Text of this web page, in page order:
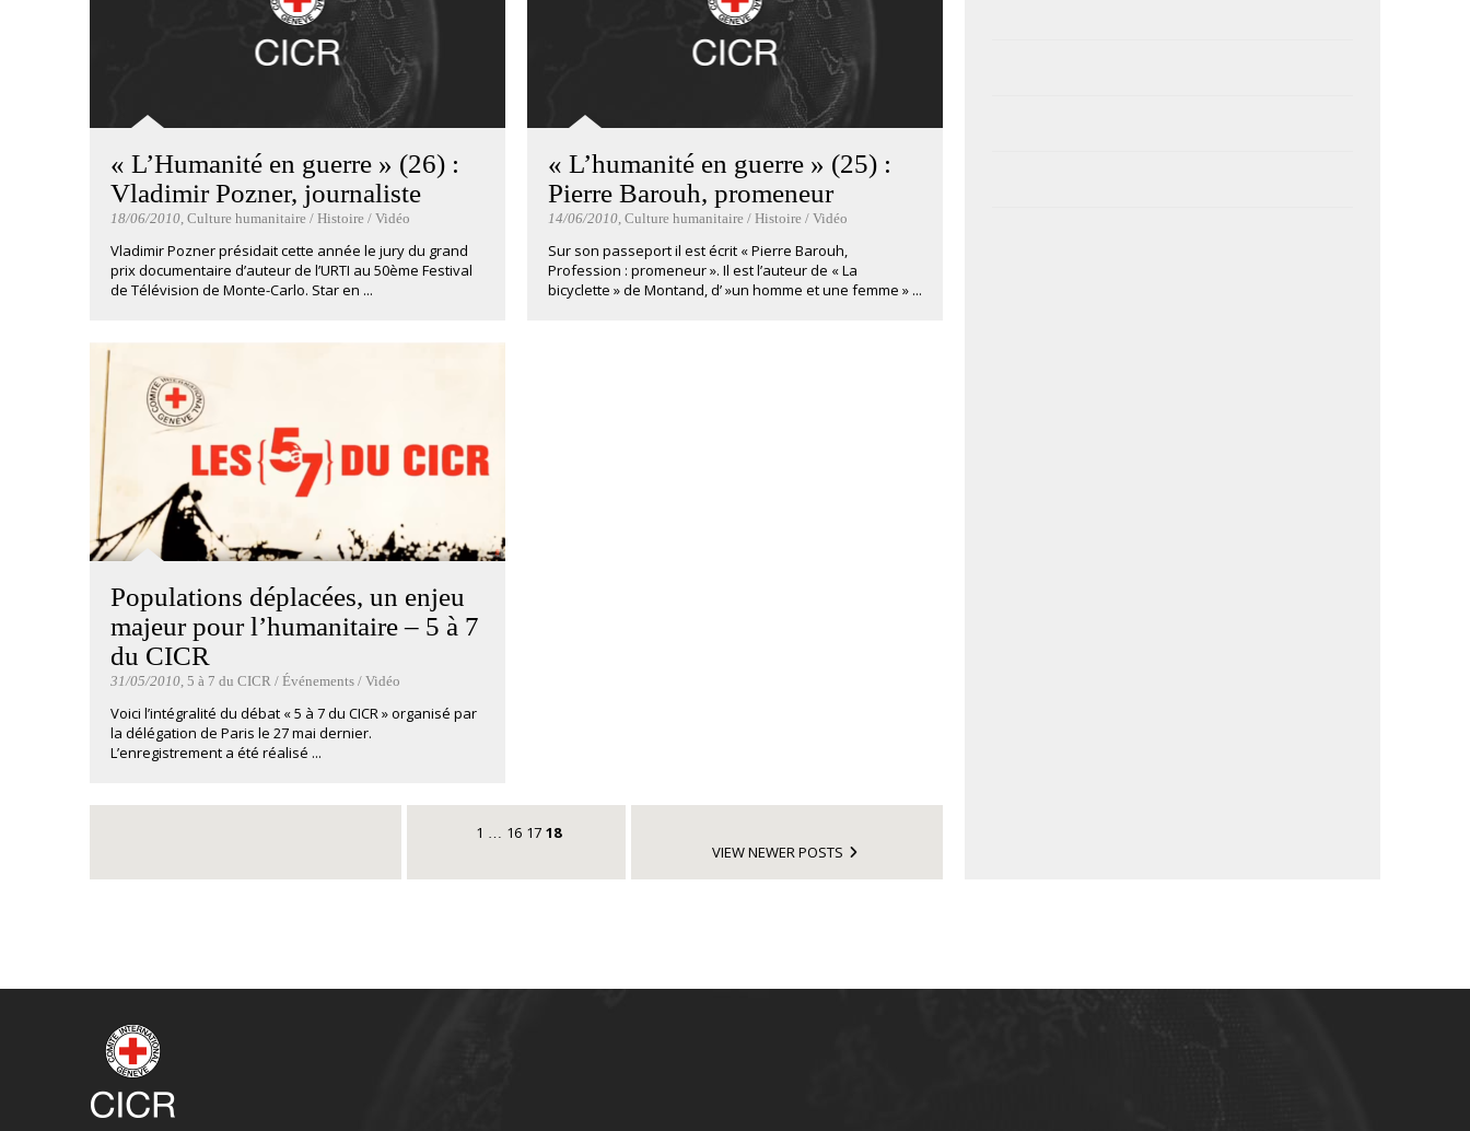
« L’Humanité en guerre » (26) :
Vladimir Pozner, journaliste
18/06/2010, Culture humanitaire / Histoire / Vidéo
Vladimir Pozner présidait cette année le jury du grand
prix documentaire d’auteur de l’URTI au 50ème Festival
de Télévision de Monte-Carlo. Star en ...
« L’humanité en guerre » (25) :
Pierre Barouh, promeneur
14/06/2010, Culture humanitaire / Histoire / Vidéo
Sur son passeport il est écrit « Pierre Barouh,
Profession : promeneur ». Il est l’auteur de « La
bicyclette » de Montand, d’ »un homme et une femme » ...
Populations déplacées, un enjeu
majeur pour l’humanitaire – 5 à 7
du CICR
31/05/2010, 5 à 7 du CICR / Événements / Vidéo
Voici l’intégralité du débat « 5 à 7 du CICR » organisé par
la délégation de Paris le 27 mai dernier.
L’enregistrement a été réalisé ...
1 … 16 17 18
VIEW NEWER POSTS